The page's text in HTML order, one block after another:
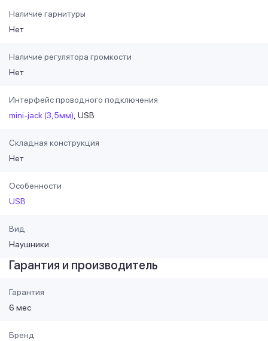
Наличие гарнитуры
Нет
Наличие регулятора громкости
Нет
Интерфейс проводного подключения
mini-jack (3,5мм) USB
Складная конструкция
Нет
Особенности
USB
Вид
Наушники
Гарантия и производитель
Гарантия
6 мес
Бренд